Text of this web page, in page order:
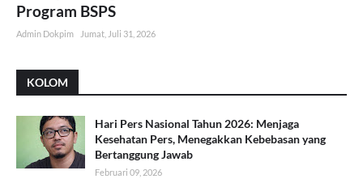
Program BSPS
Admin Dokpim Jumat, Juli 31, 2026
KOLOM
Hari Pers Nasional Tahun 2026: Menjaga
Kesehatan Pers, Menegakkan Kebebasan yang
Bertanggung Jawab
Februari 09, 2026